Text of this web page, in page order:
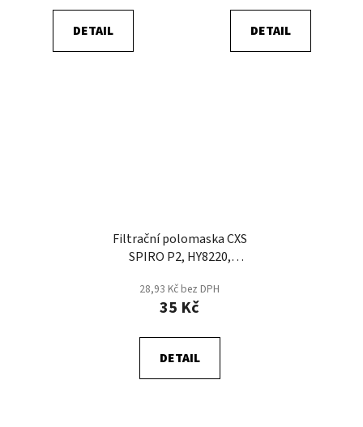
DETAIL DETAIL
Filtrační polomaska CXS
SPIRO P2, HY8220,
28,93 Kč bez DPH
35 Kč
DETAIL